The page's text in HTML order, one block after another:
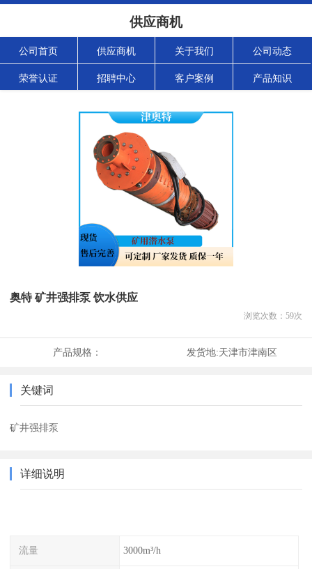
供应商机
公司首页 供应商机 关于我们 公司动态
荣誉认证 招聘中心 客户案例 产品知识
奥特 矿井强排泵 饮水供应
浏览次数： 59次
产品规格： 发货地:天津市津南区
关键词
矿井强排泵
详细说明
流量 3000m³/h